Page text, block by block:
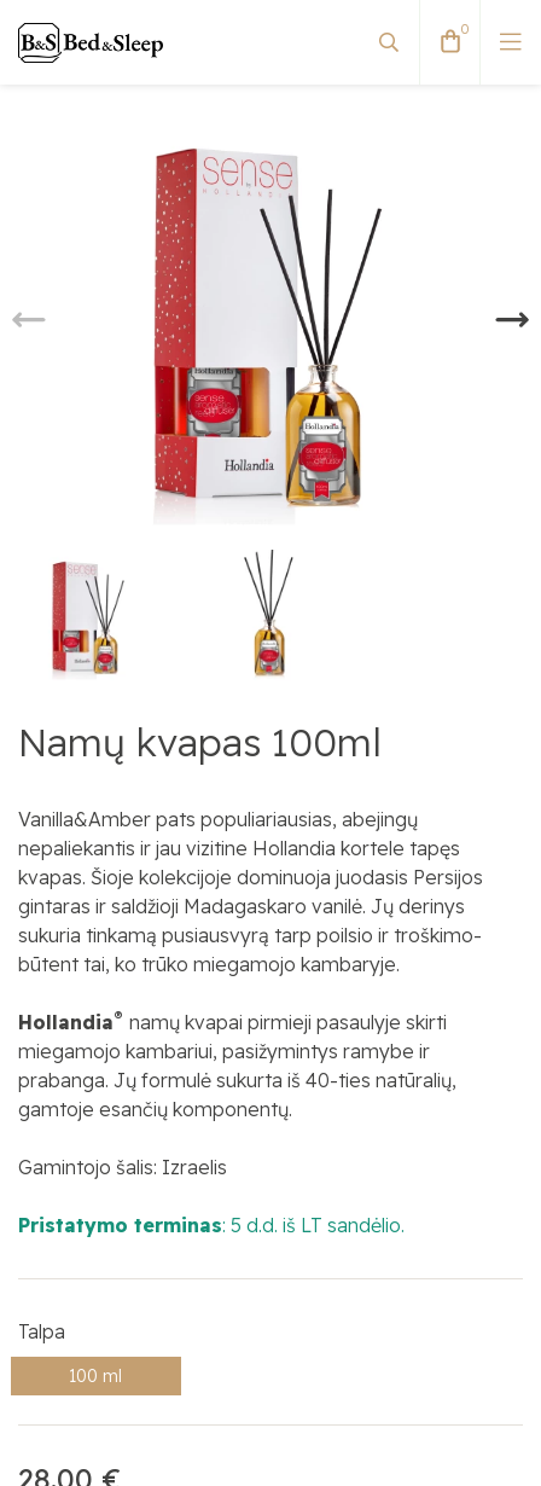
Viskoelastinės pagalvės
Pūkinės pagalvės
Natūralaus pluošto pagalvės
Antialerginės pagalvės
0
Namų kvapas 100ml
Vanilla&Amber pats populiariausias, abejingų
nepaliekantis ir jau vizitine Hollandia kortele tapęs
kvapas. Šioje kolekcijoje dominuoja juodasis Persijos
gintaras ir saldžioji Madagaskaro vanilė. Jų derinys
sukuria tinkamą pusiausvyrą tarp poilsio ir troškimo-
būtent tai, ko trūko miegamojo kambaryje.
Hollandia® namų kvapai pirmieji pasaulyje skirti
miegamojo kambariui, pasižymintys ramybe ir
prabanga. Jų formulė sukurta iš 40-ties natūralių,
gamtoje esančių komponentų.
Gamintojo šalis: Izraelis
Pristatymo terminas: 5 d.d. iš LT sandėlio.
Talpa
100 ml